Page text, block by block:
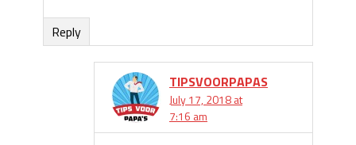
Reply
TIPSVOORPAPAS
July 17, 2018 at
7:16 am